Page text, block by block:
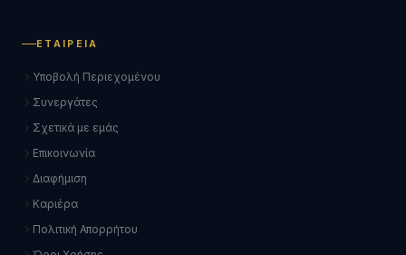
ΕΤΑΙΡΕΊΑ
Υποβολή Περιεχομένου
Συνεργάτες
Σχετικά με εμάς
Επικοινωνία
Διαφήμιση
Καριέρα
Πολιτική Απορρήτου